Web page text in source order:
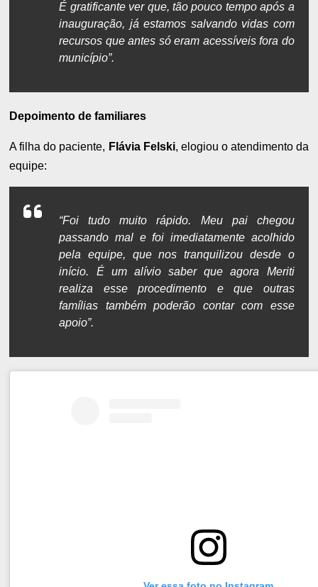
É gratificante ver que, tão pouco tempo após a
inauguração, já estamos salvando vidas com
recursos que antes só eram acessíveis fora do
município”.
Depoimento de familiares
A filha do paciente, Flávia Felski, elogiou o atendimento da
equipe:
“Foi tudo muito rápido. Meu pai chegou
passando mal e foi imediatamente acolhido
pela equipe, que nos tranquilizou desde o
início. É um alívio saber que agora Meriti
realiza esse procedimento e que outras
famílias também poderão contar com esse
apoio”.